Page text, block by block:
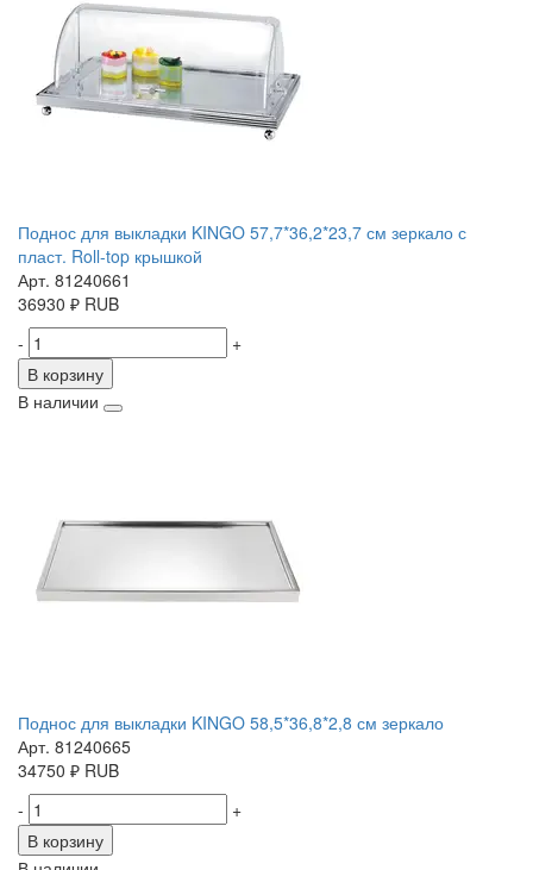
Поднос для выкладки KINGO 57,7*36,2*23,7 см зеркало с
пласт. Roll-top крышкой
Арт. 81240661
36930 ₽ RUB
-
+
В корзину
В наличии
Поднос для выкладки KINGO 58,5*36,8*2,8 см зеркало
Арт. 81240665
34750 ₽ RUB
-
+
В корзину